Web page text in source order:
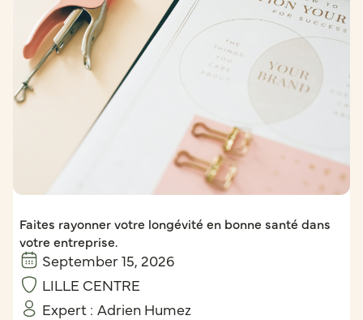
Faites rayonner votre longévité en bonne santé dans
votre entreprise.
September 15, 2026
LILLE CENTRE
Expert : Adrien Humez